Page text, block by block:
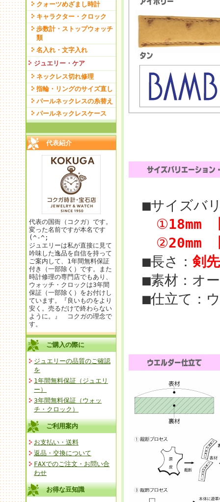
クォーツめざまし時計
キャラクター・クロック
歩数計・ストップウォッチ
類
名入れ・文字入れ
ジュエリー・ケア
ネックレス切れ修理
指輪・リングのサイズ直し
パールネックレスの糸替え
パールネックレスケース
代表紹介
代表の国衙（コクガ）です。
変った名前ですが本名です
(^-^;
ジュエリーは私が直接に見て
吟味した逸品を自信を持って
ご案内して、1年間無料保証
付き（一部除く）です。また
時計修理の専門店でもあり、
ウォッチ・クロックは3年間
保証（一部除く）をお付けし
ています。『良いものをより
安く。売るだけで終わらない
ように。』 コクガの理念で
す。
ご購入の際に
ジュエリーの品質のご確認
を
1年間無料保証（ジュエリ
ー）
3年間無料保証（ウォッ
チ・クロック）
ご利用案内
お支払い・送料
返品・交換について
FAXでのご注文・お問い合
わせ
お得な豆知識
■サイズバ
①18mm
②20mm
■長さ： 剣
■素材：オ
■仕立て：